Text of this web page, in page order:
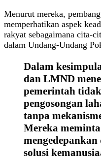
Menurut mereka,
memperhatikan aspek
rakyat sebagaimana cita-
dalam Undang-Undang
Dalam
dan LMND
pemerintah
pengosongan
tanpa
Mereka
solusi